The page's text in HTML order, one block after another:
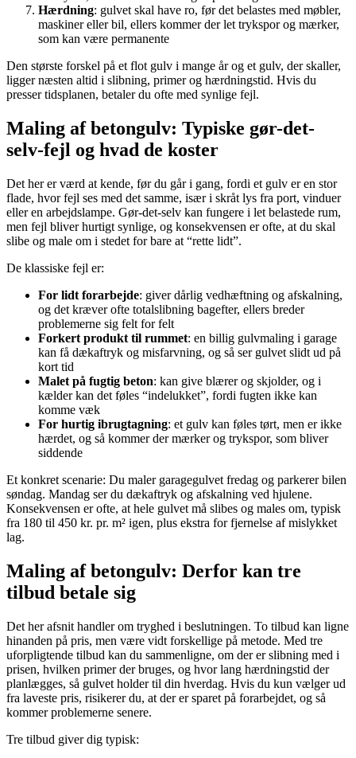
Hærdning: gulvet skal have ro, før det belastes med møbler,
maskiner eller bil, ellers kommer der let trykspor og mærker,
som kan være permanente
Den største forskel på et flot gulv i mange år og et gulv, der skaller,
ligger næsten altid i slibning, primer og hærdningstid. Hvis du
presser tidsplanen, betaler du ofte med synlige fejl.
Maling af betongulv: Typiske gør-det-
selv-fejl og hvad de koster
Det her er værd at kende, før du går i gang, fordi et gulv er en stor
flade, hvor fejl ses med det samme, især i skråt lys fra port, vinduer
eller en arbejdslampe. Gør-det-selv kan fungere i let belastede rum,
men fejl bliver hurtigt synlige, og konsekvensen er ofte, at du skal
slibe og male om i stedet for bare at “rette lidt”.
De klassiske fejl er:
For lidt forarbejde: giver dårlig vedhæftning og afskalning,
og det kræver ofte totalslibning bagefter, ellers breder
problemerne sig felt for felt
Forkert produkt til rummet: en billig gulvmaling i garage
kan få dækaftryk og misfarvning, og så ser gulvet slidt ud på
kort tid
Malet på fugtig beton: kan give blærer og skjolder, og i
kælder kan det føles “indelukket”, fordi fugten ikke kan
komme væk
For hurtig ibrugtagning: et gulv kan føles tørt, men er ikke
hærdet, og så kommer der mærker og trykspor, som bliver
siddende
Et konkret scenarie: Du maler garagegulvet fredag og parkerer bilen
søndag. Mandag ser du dækaftryk og afskalning ved hjulene.
Konsekvensen er ofte, at hele gulvet må slibes og males om, typisk
fra 180 til 450 kr. pr. m² igen, plus ekstra for fjernelse af mislykket
lag.
Maling af betongulv: Derfor kan tre
tilbud betale sig
Det her afsnit handler om tryghed i beslutningen. To tilbud kan ligne
hinanden på pris, men være vidt forskellige på metode. Med tre
uforpligtende tilbud kan du sammenligne, om der er slibning med i
prisen, hvilken primer der bruges, og hvor lang hærdningstid der
planlægges, så gulvet holder til din hverdag. Hvis du kun vælger ud
fra laveste pris, risikerer du, at der er sparet på forarbejdet, og så
kommer problemerne senere.
Tre tilbud giver dig typisk: